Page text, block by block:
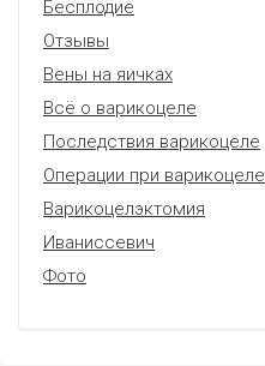
Бесплодие
Отзывы
Вены на яичках
Всё о варикоцеле
Последствия варикоцеле
Операции при варикоцеле
Варикоцелэктомия
Иваниссевич
Фото